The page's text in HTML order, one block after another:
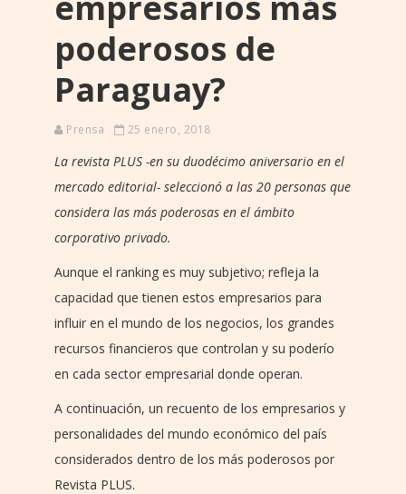
poderosos de
Paraguay?
Prensa 25 enero, 2018
La revista PLUS -en su duodécimo aniversario en el
mercado editorial- seleccionó a las 20 personas que
considera las más poderosas en el ámbito
corporativo privado.
Aunque el ranking es muy subjetivo; refleja la
capacidad que tienen estos empresarios para
influir en el mundo de los negocios, los grandes
recursos financieros que controlan y su poderío
en cada sector empresarial donde operan.
A continuación, un recuento de los empresarios y
personalidades del mundo económico del país
considerados dentro de los más poderosos por
Revista PLUS.